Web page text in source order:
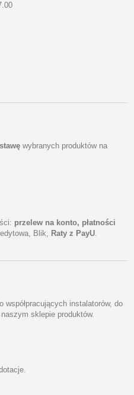
wybranych produktów na
przelew na konto, płatności
Blik, Raty z PayU.
współpracujących instalatorów, do
sklepie produktów.